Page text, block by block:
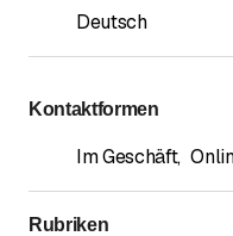
Deutsch
Kontaktformen
Im Geschäft,
Rubriken